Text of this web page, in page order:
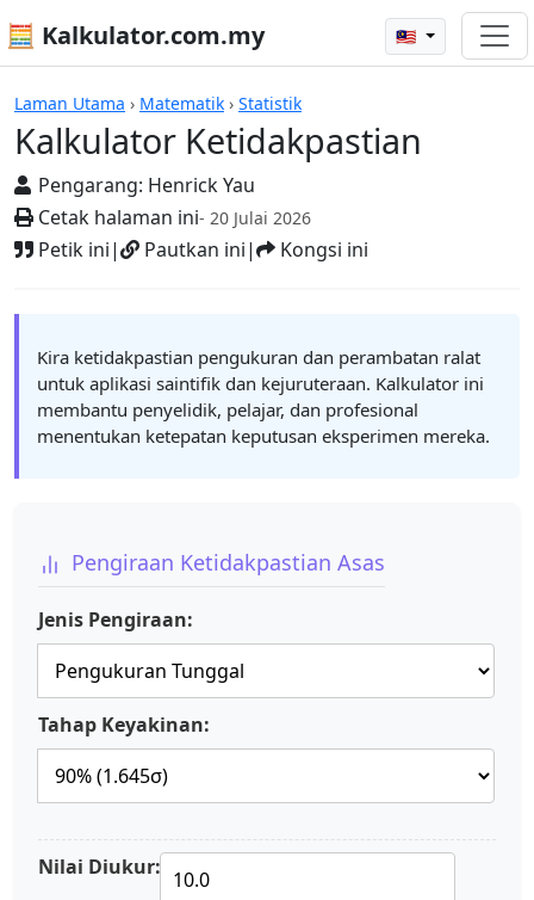
🧮 Kalkulator.com.my 🇲🇾
Laman Utama › Matematik › Statistik
Kalkulator Ketidakpastian
Pengarang: Henrick Yau
Cetak halaman ini- 20 Julai 2026
Petik ini| Pautkan ini| Kongsi ini
Kalkulator
Kira ketidakpastian pengukuran dan perambatan ralat
untuk aplikasi saintifik dan kejuruteraan. Kalkulator ini
membantu penyelidik, pelajar, dan profesional
menentukan ketepatan keputusan eksperimen mereka.
Pengiraan Ketidakpastian Asas
Jenis Pengiraan:
Tahap Keyakinan:
Nilai Diukur: